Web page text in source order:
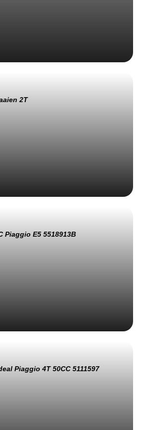
2T
Piaggio E5 5518913B
Piaggio 4T 50CC 5111597